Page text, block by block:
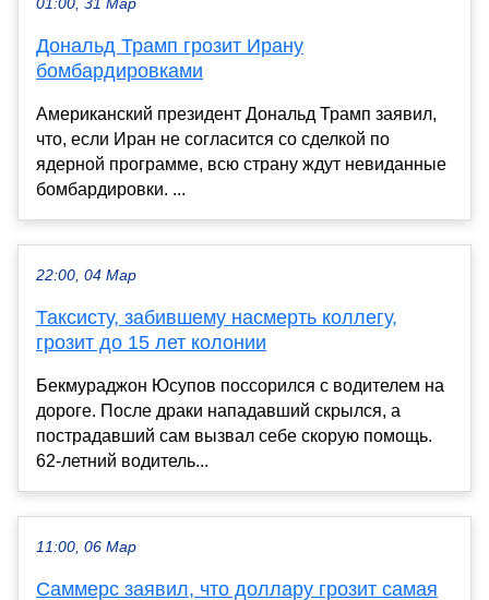
01:00, 31 Мар
Дональд Трамп грозит Ирану
бомбардировками
Американский президент Дональд Трамп заявил,
что, если Иран не согласится со сделкой по
ядерной программе, всю страну ждут невиданные
бомбардировки. ...
22:00, 04 Мар
Таксисту, забившему насмерть коллегу,
грозит до 15 лет колонии
Бекмураджон Юсупов поссорился с водителем на
дороге. После драки нападавший скрылся, а
пострадавший сам вызвал себе скорую помощь.
62-летний водитель...
11:00, 06 Мар
Саммерс заявил, что доллару грозит самая